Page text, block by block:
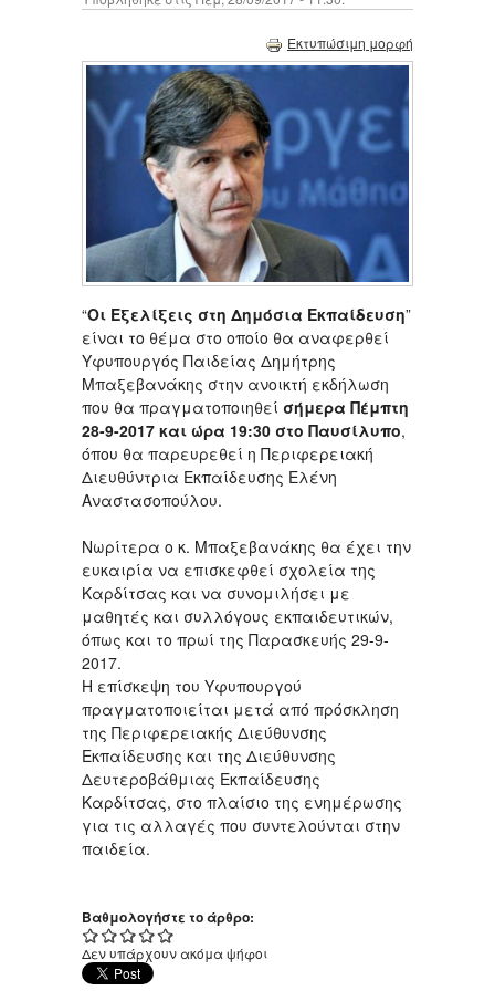
Εκτυπώσιμη μορφή
“Οι Εξελίξεις στη Δημόσια Εκπαίδευση”
είναι το θέμα στο οποίο θα αναφερθεί
Υφυπουργός Παιδείας Δημήτρης
Μπαξεβανάκης στην ανοικτή εκδήλωση
που θα πραγματοποιηθεί σήμερα Πέμπτη
28-9-2017 και ώρα 19:30 στο Παυσίλυπο,
όπου θα παρευρεθεί η Περιφερειακή
Διευθύντρια Εκπαίδευσης Ελένη
Αναστασοπούλου.
Νωρίτερα ο κ. Μπαξεβανάκης θα έχει την
ευκαιρία να επισκεφθεί σχολεία της
Καρδίτσας και να συνομιλήσει με
μαθητές και συλλόγους εκπαιδευτικών,
όπως και το πρωί της Παρασκευής 29-9-
2017.
Η επίσκεψη του Υφυπουργού
πραγματοποιείται μετά από πρόσκληση
της Περιφερειακής Διεύθυνσης
Εκπαίδευσης και της Διεύθυνσης
Δευτεροβάθμιας Εκπαίδευσης
Καρδίτσας, στο πλαίσιο της ενημέρωσης
για τις αλλαγές που συντελούνται στην
παιδεία.
Βαθμολογήστε το άρθρο:
Δεν υπάρχουν ακόμα ψήφοι